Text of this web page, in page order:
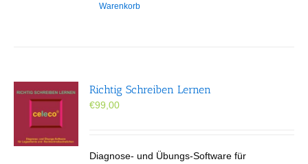
Warenkorb
Richtig Schreiben Lernen
€99,00
Diagnose- und Übungs-Software für